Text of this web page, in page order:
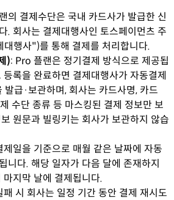
의 결제수단은 국내 카드사가 발급한 신
. 회사는 결제대행사인 토스페이먼츠 주
대행사")를 통해 결제를 처리합니다.
): Pro 플랜은 정기결제 방식으로 제공됩
등록을 완료하면 결제대행사가 자동결제
발급·보관하며, 회사는 카드사명, 카드
수단 종류 등 마스킹된 결제 정보만 보
원문과 빌링키는 회사가 보관하지 않습
제일을 기준으로 매월 같은 날짜에 자동
니다. 해당 일자가 다음 달에 존재하지
마지막 날에 결제됩니다.
패 시 회사는 일정 기간 동안 결제 재시도